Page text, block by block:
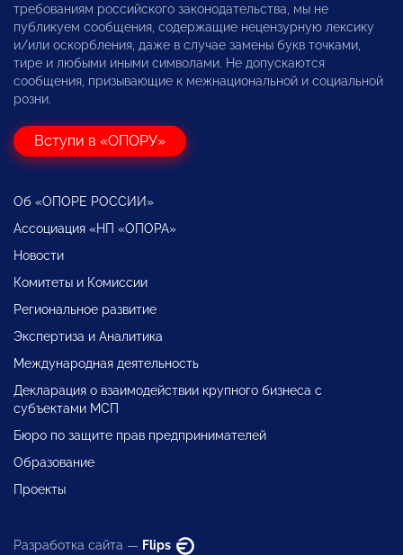
требованиям российского законодательства, мы не
публикуем сообщения, содержащие нецензурную лексику
и/или оскорбления, даже в случае замены букв точками,
тире и любыми иными символами. Не допускаются
сообщения, призывающие к межнациональной и социальной
розни.
Вступи в «ОПОРУ»
Об «ОПОРЕ РОССИИ»
Ассоциация «НП «ОПОРА»
Новости
Комитеты и Комиссии
Региональное развитие
Экспертиза и Аналитика
Международная деятельность
Декларация о взаимодействии крупного бизнеса с
субъектами МСП
Бюро по защите прав предпринимателей
Образование
Проекты
Разработка сайта — Flips